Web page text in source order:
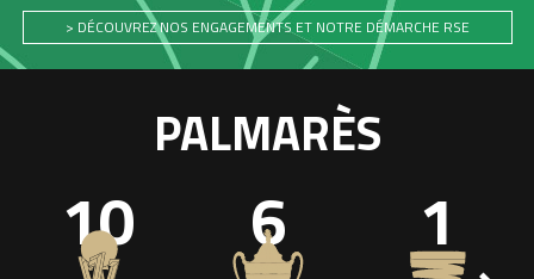
> DÉCOUVREZ NOS ENGAGEMENTS ET NOTRE DÉMARCHE RSE
PALMARÈS
10 6 1